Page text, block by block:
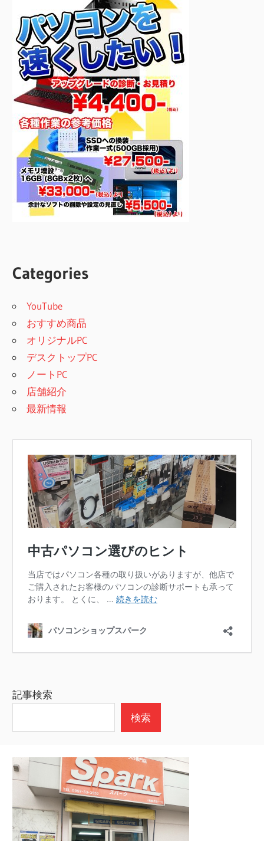
Categories
YouTube
おすすめ商品
オリジナルPC
デスクトップPC
ノートPC
店舗紹介
最新情報
記事検索
検索